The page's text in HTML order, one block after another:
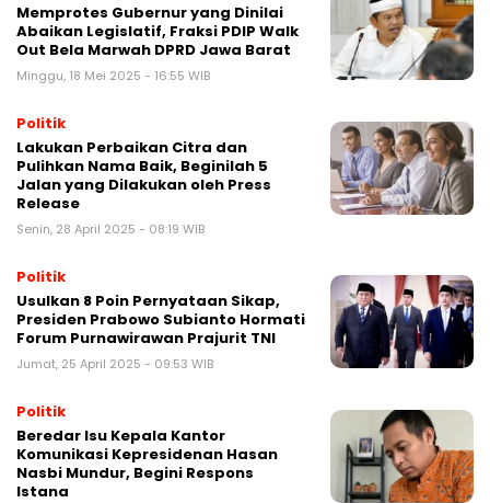
Memprotes Gubernur yang Dinilai
Abaikan Legislatif, Fraksi PDIP Walk
Out Bela Marwah DPRD Jawa Barat
Minggu, 18 Mei 2025 - 16:55 WIB
Politik
Lakukan Perbaikan Citra dan
Pulihkan Nama Baik, Beginilah 5
Jalan yang Dilakukan oleh Press
Release
Senin, 28 April 2025 - 08:19 WIB
Politik
Usulkan 8 Poin Pernyataan Sikap,
Presiden Prabowo Subianto Hormati
Forum Purnawirawan Prajurit TNI
Jumat, 25 April 2025 - 09:53 WIB
Politik
Beredar Isu Kepala Kantor
Komunikasi Kepresidenan Hasan
Nasbi Mundur, Begini Respons
Istana